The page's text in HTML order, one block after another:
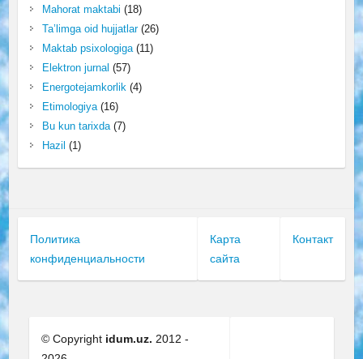
Mahorat maktabi (18)
Ta’limga oid hujjatlar(26)
Maktab psixologiga(11)
Elektron jurnal (57)
Energotejamkorlik(4)
Etimologiya(16)
Bu kun tarixda(7)
Hazil (1)
Политика
конфиденциальности
Карта
сайта
Контакт
© Copyright idum.uz. 2012 -